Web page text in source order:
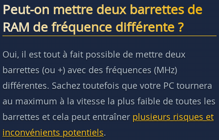
Peut-on mettre deux barrettes de
RAM de fréquence différente ?
Oui, il est tout à fait possible de mettre deux
barrettes (ou +) avec des fréquences (MHz)
différentes. Sachez toutefois que votre PC tournera
au maximum à la vitesse la plus faible de toutes les
barrettes et cela peut entraîner plusieurs risques et
inconvénients potentiels.